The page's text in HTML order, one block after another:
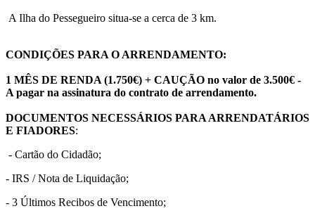
A Ilha do Pessegueiro situa-se a cerca de 3 km.
CONDIÇÕES PARA O ARRENDAMENTO:
1 MÊS DE RENDA (1.750€) + CAUÇÃO no valor de 3.500€ -
A pagar na assinatura do contrato de arrendamento.
DOCUMENTOS NECESSÁRIOS PARA ARRENDATÁRIOS
E FIADORES:
- Cartão do Cidadão;
- IRS / Nota de Liquidação;
- 3 Últimos Recibos de Vencimento;